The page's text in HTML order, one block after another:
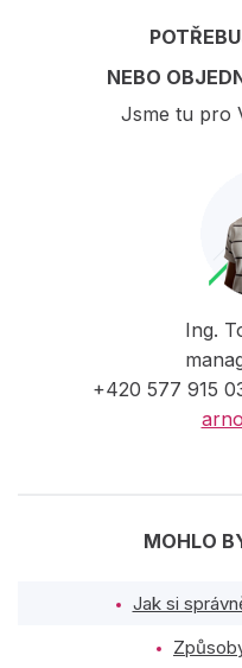
NEBO
Jsme tu pro
Ing.
+420 577 915
MOHLO
Jak si